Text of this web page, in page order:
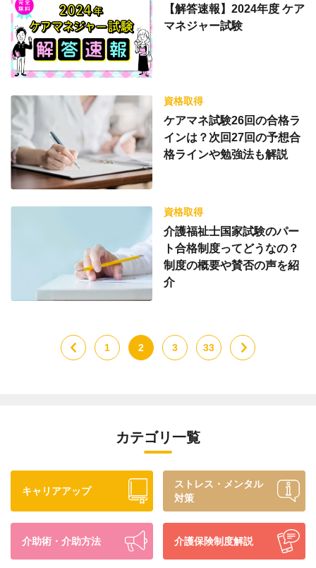
【解答速報】2024年度 ケア
マネジャー試験
資格取得
ケアマネ試験26回の合格ラ
インは？次回27回の予想合
格ラインや勉強法も解説
資格取得
介護福祉士国家試験のパー
ト合格制度ってどうなの？
制度の概要や賛否の声を紹
介
< 1 2 3 33 >
カテゴリ一覧
キャリアアップ
ストレス・メンタル
対策
介助術・介助方法 介護保険制度解説